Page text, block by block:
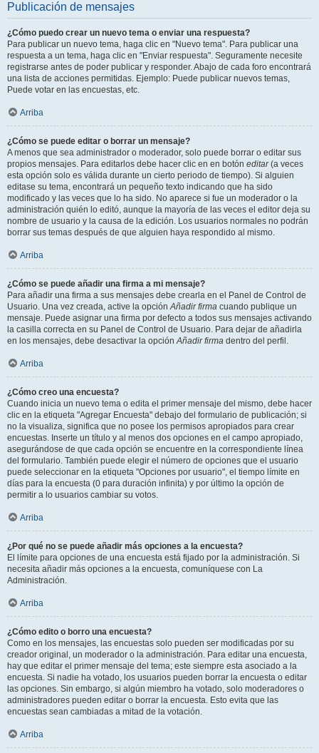
Publicación de mensajes
¿Cómo puedo crear un nuevo tema o enviar una respuesta?
Para publicar un nuevo tema, haga clic en "Nuevo tema". Para publicar una
respuesta a un tema, haga clic en "Enviar respuesta". Seguramente necesite
registrarse antes de poder publicar y responder. Abajo de cada foro encontrará
una lista de acciones permitidas. Ejemplo: Puede publicar nuevos temas,
Puede votar en las encuestas, etc.
Arriba
¿Cómo se puede editar o borrar un mensaje?
A menos que sea administrador o moderador, solo puede borrar o editar sus
propios mensajes. Para editarlos debe hacer clic en en botón editar(a veces
esta opción solo es válida durante un cierto periodo de tiempo). Si alguien
editase su tema, encontrará un pequeño texto indicando que ha sido
modificado y las veces que lo ha sido. No aparece si fue un moderador o la
administración quién lo editó, aunque la mayoría de las veces el editor deja su
nombre de usuario y la causa de la edición. Los usuarios normales no podrán
borrar sus temas después de que alguien haya respondido al mismo.
Arriba
¿Cómo se puede añadir una firma a mi mensaje?
Para añadir una firma a sus mensajes debe crearla en el Panel de Control de
Usuario. Una vez creada, active la opciónAñadir firma cuando publique un
mensaje. Puede asignar una firma por defecto a todos sus mensajes activando
la casilla correcta en su Panel de Control de Usuario. Para dejar de añadirla
en los mensajes, debe desactivar la opciónAñadir firma dentro del perfil.
Arriba
¿Cómo creo una encuesta?
Cuando inicia un nuevo tema o edita el primer mensaje del mismo, debe hacer
clic en la etiqueta "Agregar Encuesta" debajo del formulario de publicación; si
no la visualiza, significa que no posee los permisos apropiados para crear
encuestas. Inserte un título y al menos dos opciones en el campo apropiado,
asegurándose de que cada opción se encuentre en la correspondiente línea
del formulario. También puede elegir el número de opciones que el usuario
puede seleccionar en la etiqueta "Opciones por usuario", el tiempo límite en
días para la encuesta (0 para duración infinita) y por último la opción de
permitir a lo usuarios cambiar su votos.
Arriba
¿Por qué no se puede añadir más opciones a la encuesta?
El límite para opciones de una encuesta está fijado por la administración. Si
necesita añadir más opciones a la encuesta, comuníquese con La
Administración.
Arriba
¿Cómo edito o borro una encuesta?
Como en los mensajes, las encuestas solo pueden ser modificadas por su
creador original, un moderador o la administración. Para editar una encuesta,
hay que editar el primer mensaje del tema; este siempre esta asociado a la
encuesta. Si nadie ha votado, los usuarios pueden borrar la encuesta o editar
las opciones. Sin embargo, si algún miembro ha votado, solo moderadores o
administradores pueden editar o borrar la encuesta. Esto evita que las
encuestas sean cambiadas a mitad de la votación.
Arriba